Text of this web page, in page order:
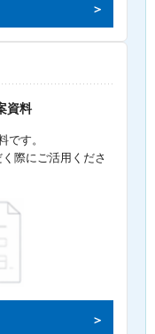
資料
です。
際にご活用くださ